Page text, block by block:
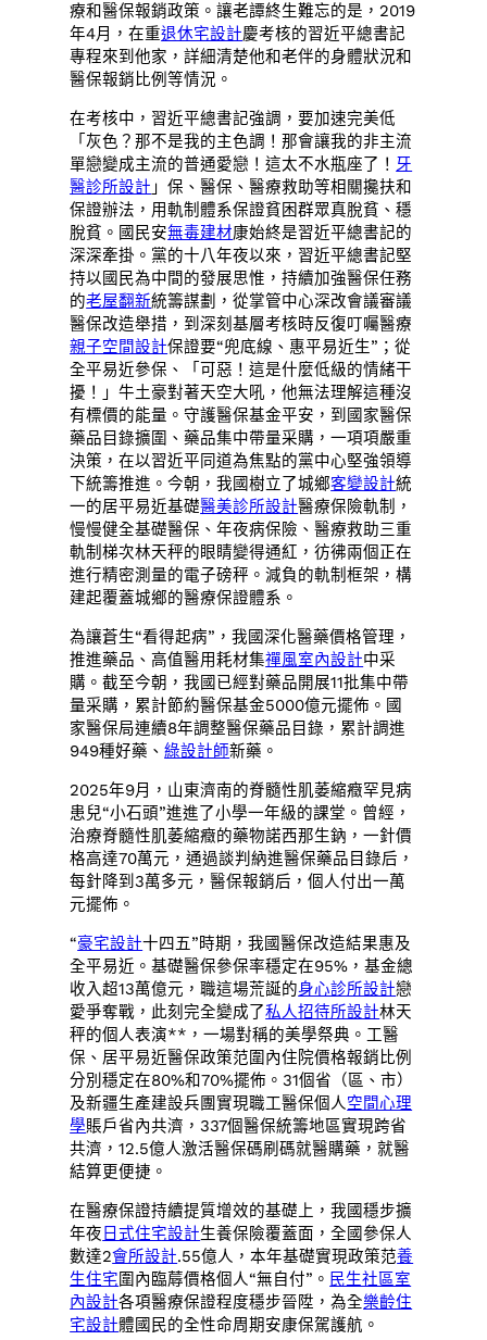
療和醫保報銷政策。讓老譚終生難忘的是，2019
年4月，在重退休宅設計慶考核的習近平總書記
專程來到他家，詳細清楚他和老伴的身體狀況和
醫保報銷比例等情況。
在考核中，習近平總書記強調，要加速完美低
「灰色？那不是我的主色調！那會讓我的非主流
單戀變成主流的普通愛戀！這太不水瓶座了！ 牙
醫診所設計 」保、醫保、醫療救助等相關攙扶和
保證辦法，用軌制體系保證貧困群眾真脫貧、穩
脫貧。國民安無毒建材康始終是習近平總書記的
深深牽掛。黨的十八年夜以來，習近平總書記堅
持以國民為中間的發展思惟，持續加強醫保任務
的老屋翻新統籌謀劃，從掌管中心深改會議審議
醫保改造舉措，到深刻基層考核時反復叮囑醫療
親子空間設計保證要“兜底線、惠平易近生”；從
全平易近參保、「可惡！這是什麼低級的情緒干
擾！」牛土豪對著天空大吼，他無法理解這種沒
有標價的能量。守護醫保基金平安，到國家醫保
藥品目錄擴圍、藥品集中帶量采購，一項項嚴重
決策，在以習近平同道為焦點的黨中心堅強領導
下統籌推進。今朝，我國樹立了城鄉客變設計統
一的居平易近基礎醫美診所設計醫療保險軌制，
慢慢健全基礎醫保、年夜病保險、醫療救助三重
軌制梯次林天秤的眼睛變得通紅，彷彿兩個正在
進行精密測量的電子磅秤。減負的軌制框架，構
建起覆蓋城鄉的醫療保證體系。
為讓蒼生“看得起病”，我國深化醫藥價格管理，
推進藥品、高值醫用耗材集禪風室內設計中采
購。截至今朝，我國已經對藥品開展11批集中帶
量采購，累計節約醫保基金5000億元擺佈。國
家醫保局連續8年調整醫保藥品目錄，累計調進
949種好藥、綠設計師新藥。
2025年9月，山東濟南的脊髓性肌萎縮癥罕見病
患兒“小石頭”進進了小學一年級的課堂。曾經，
治療脊髓性肌萎縮癥的藥物諾西那生鈉，一針價
格高達70萬元，通過談判納進醫保藥品目錄后，
每針降到3萬多元，醫保報銷后，個人付出一萬
元擺佈。
“豪宅設計十四五”時期，我國醫保改造結果惠及
全平易近。基礎醫保參保率穩定在95%，基金總
收入超13萬億元，職這場荒誕的身心診所設計戀
愛爭奪戰，此刻完全變成了私人招待所設計林天
秤的個人表演**，一場對稱的美學祭典。工醫
保、居平易近醫保政策范圍內住院價格報銷比例
分別穩定在80%和70%擺佈。31個省（區、市）
及新疆生產建設兵團實現職工醫保個人空間心理
學賬戶省內共濟，337個醫保統籌地區實現跨省
共濟，12.5億人激活醫保碼刷碼就醫購藥，就醫
結算更便捷。
在醫療保證持續提質增效的基礎上，我國穩步擴
年夜 日式住宅設計生養保險覆蓋面，全國參保人
數達2會所設計.55億人，本年基礎實現政策范養
生住宅 圍內臨蓐價格個人“無自付”。 民生社區室
內設計各項醫療保證程度穩步晉陞，為全樂齡住
宅設計體國民的全性命周期安康保駕護航。